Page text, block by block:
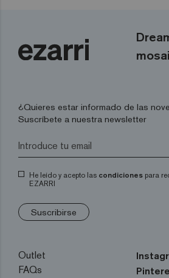
¿Quieres estar informado de las
Suscríbete a nuestra newsletter
He leído y acepto las condiciones para
EZARRI
Suscribirse
Outlet
FAQs